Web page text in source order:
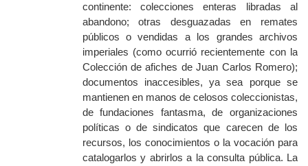
continente: colecciones enteras libradas al
abandono; otras desguazadas en remates
públicos o vendidas a los grandes archivos
imperiales (como ocurrió recientemente con la
Colección de afiches de Juan Carlos Romero);
documentos inaccesibles, ya sea porque se
mantienen en manos de celosos coleccionistas,
de fundaciones fantasma, de organizaciones
políticas o de sindicatos que carecen de los
recursos, los conocimientos o la vocación para
catalogarlos y abrirlos a la consulta pública. La